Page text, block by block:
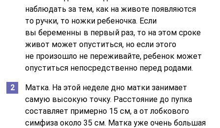
наблюдать за тем, как на животе появляются
то ручки, то ножки ребеночка. Если
вы беременны в первый раз, то на этом сроке
живот может опуститься, но если этого
не произошло не переживайте, ребенок может
опуститься непосредственно перед родами.
Матка. На этой неделе дно матки занимает
самую высокую точку. Расстояние до пупка
составляет примерно 15 см, а от лобкового
симфиза около 35 см. Матка уже очень большая